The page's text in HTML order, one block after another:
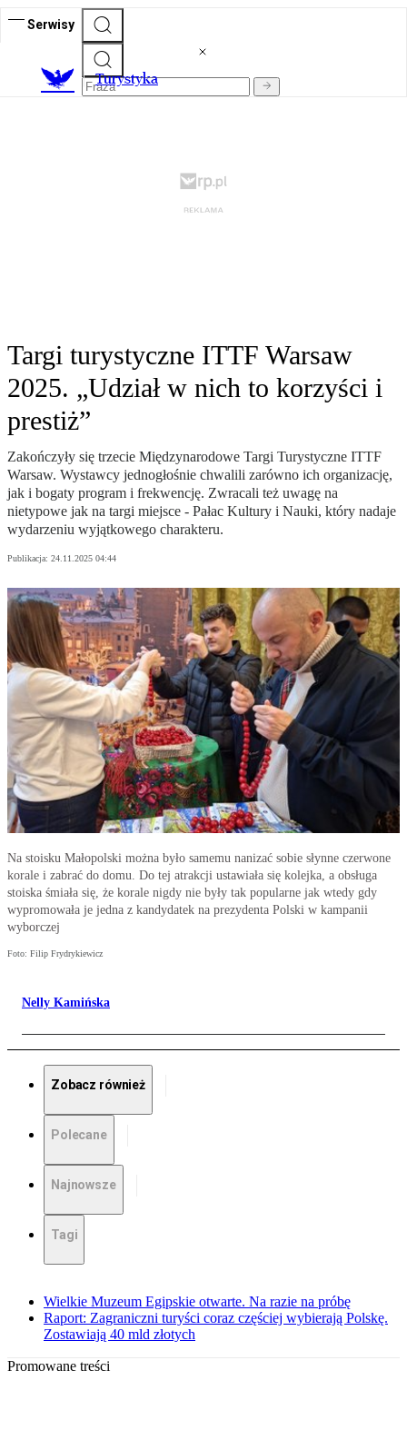
Serwisy
Turystyka
Targi turystyczne ITTF Warsaw
2025. „Udział w nich to korzyści i
prestiż”
Zakończyły się trzecie Międzynarodowe Targi Turystyczne ITTF
Warsaw. Wystawcy jednogłośnie chwalili zarówno ich organizację,
jak i bogaty program i frekwencję. Zwracali też uwagę na
nietypowe jak na targi miejsce - Pałac Kultury i Nauki, który nadaje
wydarzeniu wyjątkowego charakteru.
Publikacja: 24.11.2025 04:44
Na stoisku Małopolski można było samemu nanizać sobie słynne czerwone
korale i zabrać do domu. Do tej atrakcji ustawiała się kolejka, a obsługa
stoiska śmiała się, że korale nigdy nie były tak popularne jak wtedy gdy
wypromowała je jedna z kandydatek na prezydenta Polski w kampanii
wyborczej
Foto: Filip Frydrykiewicz
Nelly Kamińska
Zobacz również
Polecane
Najnowsze
Tagi
Wielkie Muzeum Egipskie otwarte. Na razie na próbę
Raport: Zagraniczni turyści coraz częściej wybierają Polskę.
Zostawiają 40 mld złotych
Promowane treści